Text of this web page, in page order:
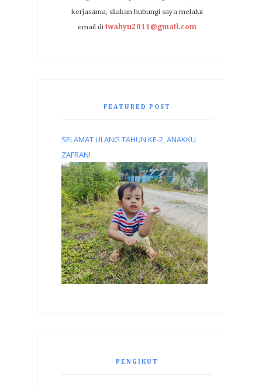
kerjasama, silakan hubungi saya melalui
email di iwahyu2011@gmail.com
FEATURED POST
SELAMAT ULANG TAHUN KE-2, ANAKKU
ZAFRAN!
PENGIKUT